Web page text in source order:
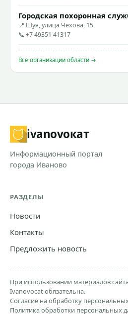
Городская похоронная
📍 Шуя, улица Чехова, 15
📞 +7 49351 41317
Все организации области →
ivanovoкат
Информационный портал
города Иваново
РАЗДЕЛЫ
Новости
Контакты
Предложить новость
При использовании материалов
Ivanovocat обязательна.
Согласие на обработку
Политика обработки персональных